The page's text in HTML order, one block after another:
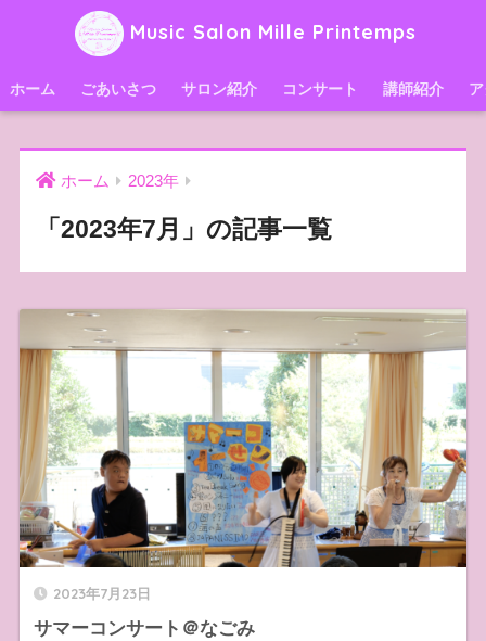
Music Salon Mille Printemps
ホーム ごあいさつ サロン紹介 コンサート 講師紹介
ホーム 2023年
「2023年7月」の記事一覧
2023年7月23日
サマーコンサート＠なごみ